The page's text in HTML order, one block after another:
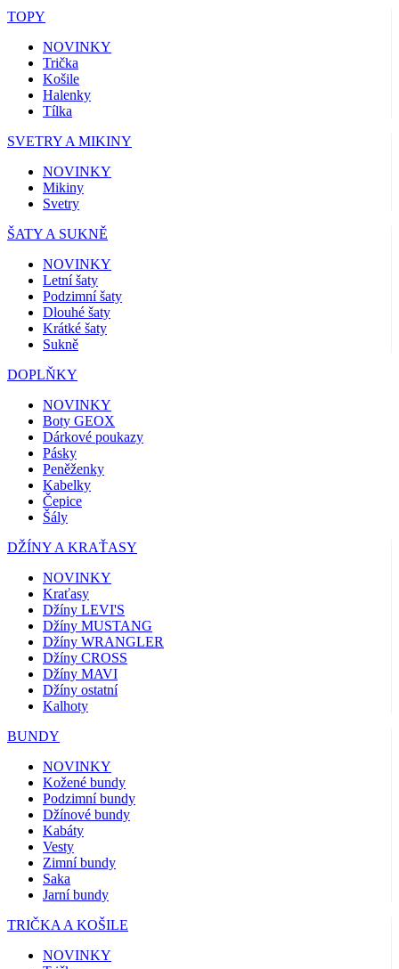
TOPY
NOVINKY
Trička
Košile
Halenky
Tílka
SVETRY A MIKINY
NOVINKY
Mikiny
Svetry
ŠATY A SUKNĚ
NOVINKY
Letní šaty
Podzimní šaty
Dlouhé šaty
Krátké šaty
Sukně
DOPLŇKY
NOVINKY
Boty GEOX
Dárkové poukazy
Pásky
Peněženky
Kabelky
Čepice
Šály
DŽÍNY A KRAŤASY
NOVINKY
Kraťasy
Džíny LEVI'S
Džíny MUSTANG
Džíny WRANGLER
Džíny CROSS
Džíny MAVI
Džíny ostatní
Kalhoty
BUNDY
NOVINKY
Kožené bundy
Podzimní bundy
Džínové bundy
Kabáty
Vesty
Zimní bundy
Saka
Jarní bundy
TRIČKA A KOŠILE
NOVINKY